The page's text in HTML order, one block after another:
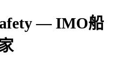
— IMO船